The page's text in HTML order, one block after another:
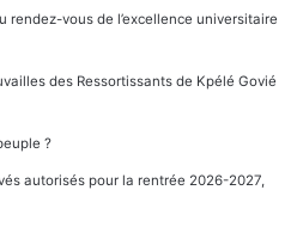
rendez-vous de l’excellence universitaire
des Ressortissants de Kpélé Govié
?
autorisés pour la rentrée 2026-2027,